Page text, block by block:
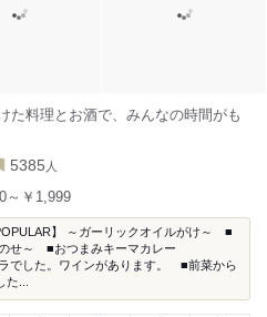
た料理とお酒で、みんなの時間がも
5385 人
～￥1,999
】 ～ガーリックオイルがけ～ ■
せ～ ■おつまみキーマカレー
でした。ワインがあります。 ■前菜から
...